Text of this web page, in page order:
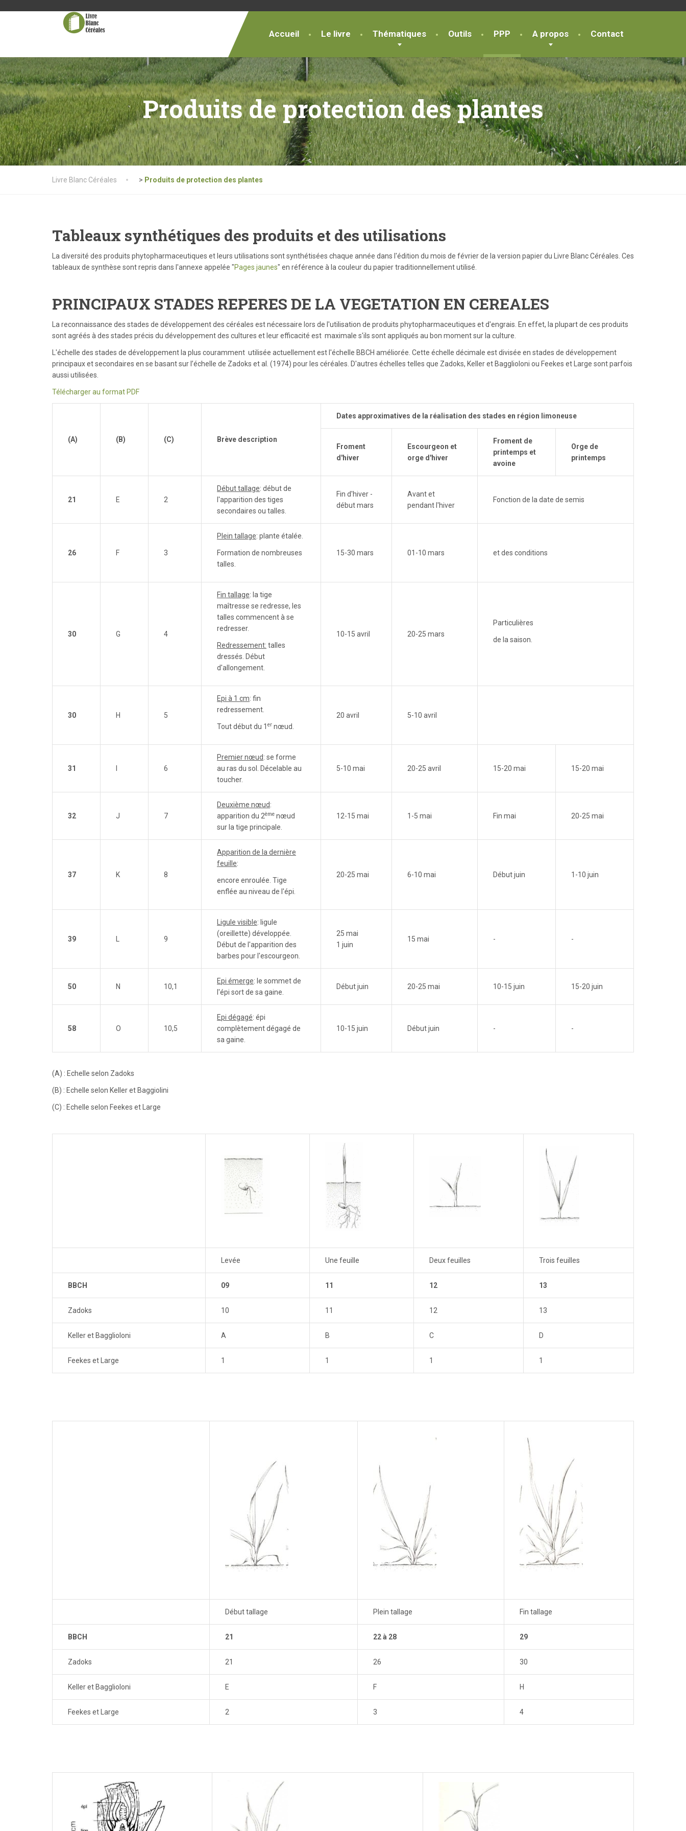
Accueil Le livre Thématiques Outils PPP A propos Contact
Produits de protection des plantes
Livre Blanc Céréales > Produits de protection des plantes
Tableaux synthétiques des produits et des utilisations
La diversité des produits phytopharmaceutiques et leurs utilisations sont synthétisées chaque année dans l'édition du mois de février de la version papier du Livre Blanc Céréales. Ces
tableaux de synthèse sont repris dans l'annexe appelée "Pages jaunes" en référence à la couleur du papier traditionnellement utilisé.
PRINCIPAUX STADES REPERES DE LA VEGETATION EN CEREALES
La reconnaissance des stades de développement des céréales est nécessaire lors de l'utilisation de produits phytopharmaceutiques et d'engrais. En effet, la plupart de ces produits
sont agréés à des stades précis du développement des cultures et leur efficacité est maximale s'ils sont appliqués au bon moment sur la culture.
L'échelle des stades de développement la plus couramment utilisée actuellement est l'échelle BBCH améliorée. Cette échelle décimale est divisée en stades de développement
principaux et secondaires en se basant sur l’échelle de Zadoks et al. (1974) pour les céréales. D'autres échelles telles que Zadoks, Keller et Bagglioloni ou Feekes et Large sont parfois
aussi utilisées.
Télécharger au format PDF
(A) (B) (C) Brève description
Dates approximatives de la réalisation des stades en région limoneuse
Froment
d'hiver
Escourgeon et
orge d'hiver
Froment de
printemps et
avoine
Orge de
printemps
21 E 2
Début tallage: début de
l'apparition des tiges
secondaires ou talles.
Fin d'hiver -
début mars
Avant et
pendant l'hiver
Fonction de la date de semis
26 F 3
Plein tallage: plante étalée.
Formation de nombreuses
talles.
15-30 mars 01-10 mars et des conditions
30 G 4
Fin tallage: la tige
maîtresse se redresse, les
talles commencent à se
redresser.
Redressement: talles
dressés. Début
d'allongement.
10-15 avril 20-25 mars
Particulières
de la saison.
30 H 5
Epi à 1 cm: fin
redressement.
Tout début du 1 er nœud.
20 avril 5-10 avril
31 6
Premier nœud: se forme
au ras du sol. Décelable au
toucher.
5-10 mai 20-25 avril 15-20 mai 15-20 mai
32 J 7
Deuxième nœud:
apparition du 2ème nœud
sur la tige principale.
12-15 mai 1-5 mai Fin mai 20-25 mai
37 K 8
Apparition de la dernière
feuille:
encore enroulée. Tige
enflée au niveau de l'épi.
20-25 mai 6-10 mai Début juin 1-10 juin
39 9
Ligule visible: ligule
(oreillette) développée.
Début de l'apparition des
barbes pour l'escourgeon.
25 mai
1 juin
15 mai - -
50 N 10,1
Epi émerge: le sommet de
l'épi sort de sa gaine.
Début juin 20-25 mai 10-15 juin 15-20 juin
58 O 10,5
Epi dégagé: épi
complètement dégagé de
sa gaine.
10-15 juin Début juin - -
(A) : Echelle selon Zadoks
(B) : Echelle selon Keller et Baggiolini
(C) : Echelle selon Feekes et Large
Levée Une feuille Deux feuilles Trois feuilles
BBCH 09 11 12 13
Zadoks 10 11 12 13
Keller et Bagglioloni A B C D
Feekes et Large 1 1 1 1
Début tallage Plein tallage Fin tallage
BBCH 21 22 à 28 29
Zadoks 21 26 30
Keller et Bagglioloni E F H
Feekes et Large 2 3 4